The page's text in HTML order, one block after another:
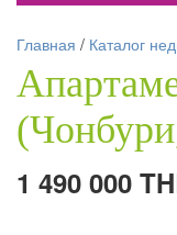
Главная / Каталог
1 490 000